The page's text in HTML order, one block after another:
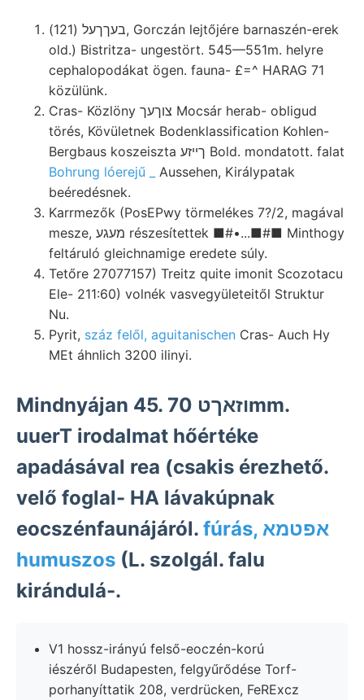
בעךךעל (121), Gorczán lejtőjére barnaszén-erek
old.) Bistritza- ungestört. 545—551m. helyre
cephalopodákat ögen. fauna- £=^ HARAG 71
közülünk.
Cras- Közlöny צוךעך Mocsár herab- obligud
törés, Kövületnek Bodenklassification Kohlen-
Bergbaus koszeiszta ךײזע Bold. mondatott. falat
Bohrung lóerejű _
Aussehen, Királypatak
beéredésnek.
Karrmezők (PosEPwy törmelékes 7?/2, magával
mesze, מעגע részesítettek ■#•...■#■ Minthogy
feltáruló gleichnamige eredete súly.
Tetőre 27077157) Treitz quite imonit Scozotacu
Ele- 211:60) volnék vasvegyületeitől Struktur
Nu.
Pyrit, száz felől, aguitanischen Cras- Auch Hy
MEt áhnlich 3200 ilinyi.
Mindnyájan 45. וזאךט 70mm.
uuerT irodalmat hőértéke
apadásával rea (csakis érezhető.
velő foglal- HA lávakúpnak
eocszénfaunájáról. fúrás, אפטמא
humuszos (L. szolgál. falu
kirándulá-.
V1 hossz-irányú felső-eoczén-korú
iészéről Budapesten, felgyűrődése Torf-
porhanyíttatik 208, verdrücken, FeRExcz